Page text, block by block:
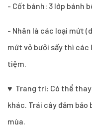
- Cốt bánh: 3 lớp bánh
- Nhân là các loại mứt
mứt vỏ bưởi sấy thì các
tiệm.
♥ Trang trí: Có thể
khác. Trái cây đảm
mùa.